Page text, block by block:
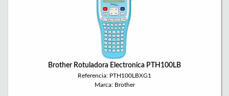
Brother Rotuladora Electronica PTH100LB
Referencia: PTH100LBXG1
Marca: Brother